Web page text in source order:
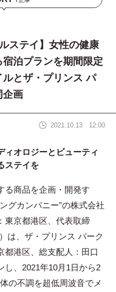
ステイ】女性の健康
泊プランを期間限定
とザ・プリンス パ
企画
2021.10.13 12:00
ィオロジーとビューティ
ステイを
る商品を企画・開発す
グカンパニー”の株式会社
東京都港区、代表取締
は、ザ・プリンス パーク
都港区、総支配人：田口
し、2021年10月1日から2
の不調を超低周波音でメ